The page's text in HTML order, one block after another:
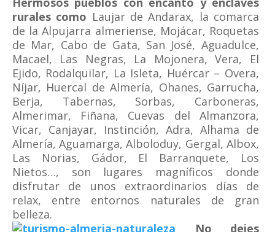
rurales como Laujar de Andarax, la comarca
de la Alpujarra almeriense, Mojácar, Roquetas
de Mar, Cabo de Gata, San José, Aguadulce,
Macael, Las Negras, La Mojonera, Vera, El
Ejido, Rodalquilar, La Isleta, Huércar – Overa,
Níjar, Huercal de Almería, Ohanes, Garrucha,
Berja, Tabernas, Sorbas, Carboneras,
Almerimar, Fiñana, Cuevas del Almanzora,
Vicar, Canjayar, Instinción, Adra, Alhama de
Almería, Aguamarga, Alboloduy, Gergal, Albox,
Las Norias, Gádor, El Barranquete, Los
Nietos…, son lugares magníficos donde
disfrutar de unos extraordinarios días de
relax, entre entornos naturales de gran
belleza.
No dejes